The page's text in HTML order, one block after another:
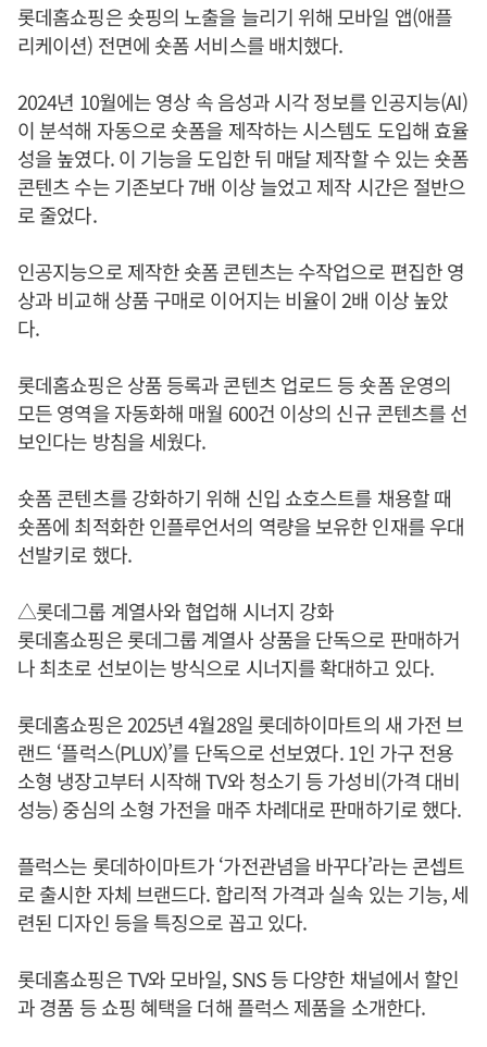
롯데홈쇼핑은 숏핑의 노출을 늘리기 위해 모바일 앱(애플
리케이션) 전면에 숏폼 서비스를 배치했다.
2024년 10월에는 영상 속 음성과 시각 정보를 인공지능(AI)
이 분석해 자동으로 숏폼을 제작하는 시스템도 도입해 효율
성을 높였다. 이 기능을 도입한 뒤 매달 제작할 수 있는 숏폼
콘텐츠 수는 기존보다 7배 이상 늘었고 제작 시간은 절반으
로 줄었다.
인공지능으로 제작한 숏폼 콘텐츠는 수작업으로 편집한 영
상과 비교해 상품 구매로 이어지는 비율이 2배 이상 높았
다.
롯데홈쇼핑은 상품 등록과 콘텐츠 업로드 등 숏폼 운영의
모든 영역을 자동화해 매월 600건 이상의 신규 콘텐츠를 선
보인다는 방침을 세웠다.
숏폼 콘텐츠를 강화하기 위해 신입 쇼호스트를 채용할 때
숏폼에 최적화한 인플루언서의 역량을 보유한 인재를 우대
선발키로 했다.
△롯데그룹 계열사와 협업해 시너지 강화
롯데홈쇼핑은 롯데그룹 계열사 상품을 단독으로 판매하거
나 최초로 선보이는 방식으로 시너지를 확대하고 있다.
롯데홈쇼핑은 2025년 4월28일 롯데하이마트의 새 가전 브
랜드 ‘플럭스(PLUX)’를 단독으로 선보였다. 1인 가구 전용
소형 냉장고부터 시작해 TV와 청소기 등 가성비(가격 대비
성능) 중심의 소형 가전을 매주 차례대로 판매하기로 했다.
플럭스는 롯데하이마트가 ‘가전관념을 바꾸다’라는 콘셉트
로 출시한 자체 브랜드다. 합리적 가격과 실속 있는 기능, 세
련된 디자인 등을 특징으로 꼽고 있다.
롯데홈쇼핑은 TV와 모바일, SNS 등 다양한 채널에서 할인
과 경품 등 쇼핑 혜택을 더해 플럭스 제품을 소개한다.